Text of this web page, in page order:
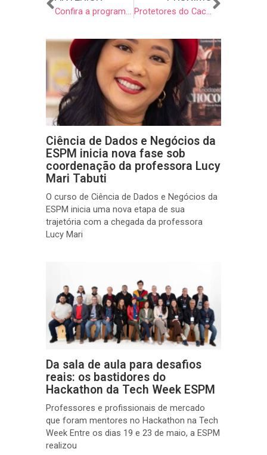
Confira a programação de Sistemas de Informação no evento ESPMovement Protetores do Cacau
Ciência de Dados e Negócios da
ESPM inicia nova fase sob
coordenação da professora Lucy
Mari Tabuti
O curso de Ciência de Dados e Negócios da
ESPM inicia uma nova etapa de sua
trajetória com a chegada da professora
Lucy Mari
Da sala de aula para desafios
reais: os bastidores do
Hackathon da Tech Week ESPM
Professores e profissionais de mercado
que foram mentores no Hackathon na Tech
Week Entre os dias 19 e 23 de maio, a ESPM
realizou